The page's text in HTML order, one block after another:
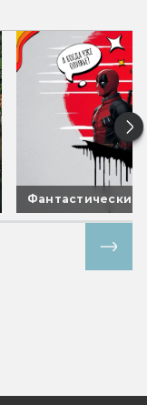
Фантастические